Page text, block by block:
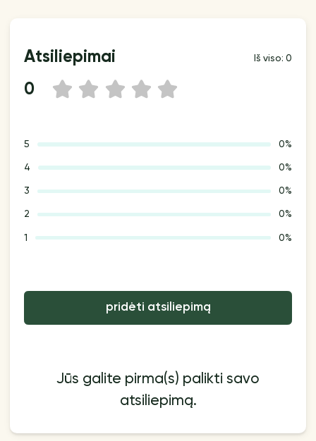
Atsiliepimai Iš viso: 0
0 5
4
3
2
1
5 0%
4 0%
3 0%
2 0%
1 0%
pridėti atsiliepimą
Jūs galite pirma(s) palikti savo
atsiliepimą.